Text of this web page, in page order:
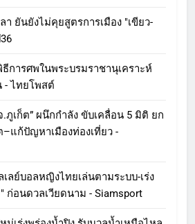
า ยันยังไม่คุยสูตรการเมือง "เขียว-
การศพในพระบรมราชานุเคราะห์
- ไทยโพสต์
ภูเก็ต” ผนึกกำลัง ขับเคลื่อน 5 มิติ ยก
แก้ปัญหาเมืองท่องเที่ยว -
ลย์บอลหญิงไทยเล่นตามระบบ-เร่ง
ก่อนดวลเวียดนาม - Siamsport